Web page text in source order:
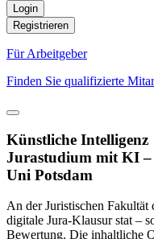
Login
Registrieren
Für Arbeitgeber
Finden Sie qualifizierte
Künstliche Intelligenz
Jurastudium mit KI –
Uni Potsdam
An der Juristischen Fakultät
digitale Jura-Klausur stat –
Bewertung. Die inhaltliche